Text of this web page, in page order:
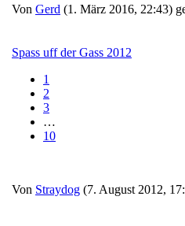
Von Gerd (1. März 2016, 22:43)
Spass uff der Gass 2012
1
2
3
…
10
Von Straydog (7. August 2012,